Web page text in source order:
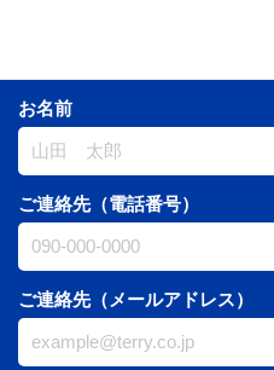
お名前
ご連絡先（電話番号）
ご連絡先（メールアドレス）